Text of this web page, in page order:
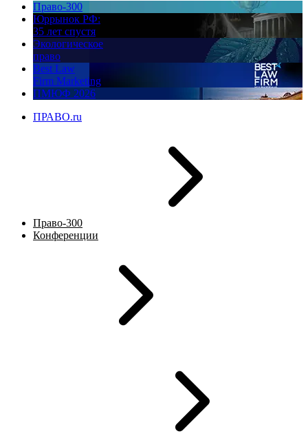
Право-300
Юррынок РФ:
35 лет спустя
Экологическое
право
Best Law
Firm Marketing
ПМЮФ 2026
ПРАВО.ru
Право-300
Конференции